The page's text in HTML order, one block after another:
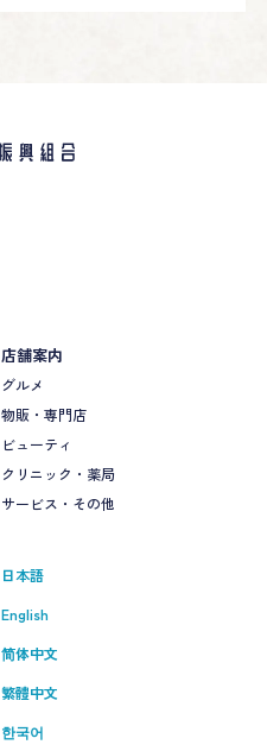
店舗案内
グルメ
物販・専門店
ビューティ
クリニック・薬局
サービス・その他
日本語
English
简体中文
繁體中文
한국어